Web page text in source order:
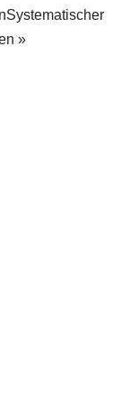
»